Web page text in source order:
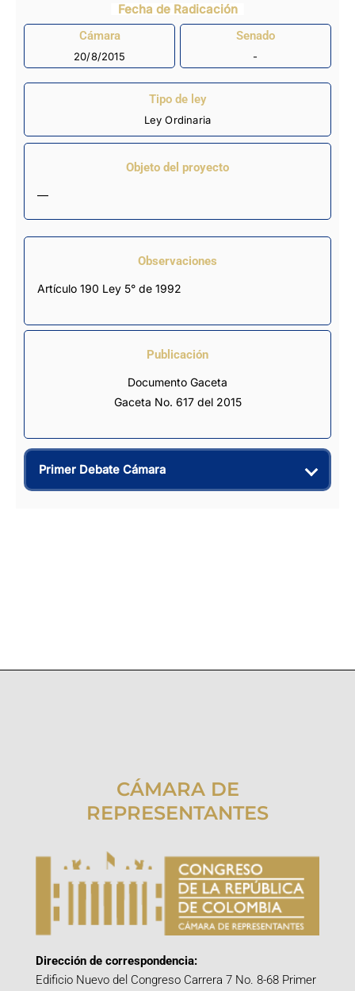
Fecha de Radicación
Cámara
20/8/2015
Senado
-
Tipo de ley
Ley Ordinaria
Objeto del proyecto
—
Observaciones
Artículo 190 Ley 5° de 1992
Publicación
Documento Gaceta
Gaceta No. 617 del 2015
Primer Debate Cámara
CÁMARA DE
REPRESENTANTES
Dirección de correspondencia:
Edificio Nuevo del Congreso Carrera 7 No. 8-68 Primer